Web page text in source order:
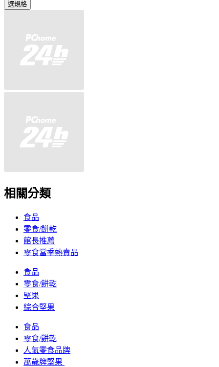
選規格
相關分類
食品
零食/餅乾
館長推薦
零食當季熱賣品
食品
零食/餅乾
堅果
綜合堅果
食品
零食/餅乾
人氣零食品牌
萬歲牌堅果